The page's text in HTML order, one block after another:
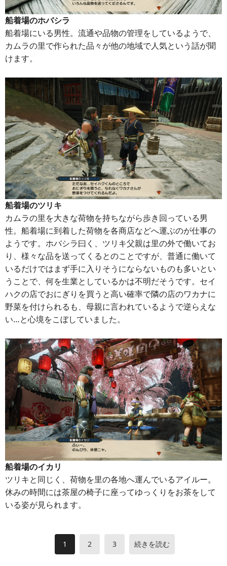
船着場のホバシラ
船着場にいる男性。流通や品物の管理をしているようで、
カムラの里で作られた品々が他の地域で人気という話が聞
けます。
船着場のツリキ
カムラの里を大きな荷物を持ちながら歩き回っている男
性。船着場に到着した荷物を各商店などへ運ぶのが仕事の
ようです。ホバシラ曰く、ツリキ父親は里の外で働いてお
り、様々な品を送ってくるとのことですが、普通に働いて
いるだけではまず手に入りそうにならないものも多いとい
うことで、何を生業としているかは不明だそうです。セイ
ハクの店でおにぎりを買うと高い確率で隣の店のワカナに
野菜を付けられるも、母親に言われているようで逆らえな
い…と心境をこぼしていました。
船着場のイカリ
ツリキと同じく、荷物を里の各地へ運んでいるアイルー。
休みの時間には茶屋の椅子に座ってゆっくりをお茶をして
いる姿が見られます。
1 2 3 続きを読む